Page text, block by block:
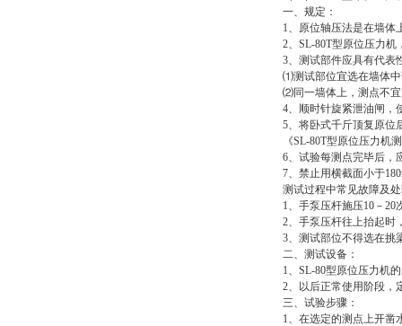
一、规定：
1、原位轴压法是在墙体
2、SL-80T型原位压力
3、测试部件应具有代表
⑴测试部位宜选在墙体中
⑵同一墙体上，测点不
4、顺时针旋紧泄油闸，
5、将卧式千斤顶复原位
《SL-80T型原位压力机
6、试验每测点完毕后，
7、禁止用横截面小于
测试过程中常见故障及
1、手泵压杆施压10－
2、手泵压杆往上抬起时
3、测试部位不得选在挑
二、测试设备：
1、SL-80型原位压力机
2、以后正常使用阶段，
三、试验步骤：
1、在选定的测点上开凿